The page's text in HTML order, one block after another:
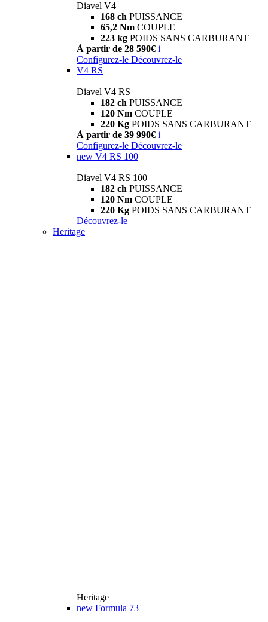
Diavel V4
168 ch PUISSANCE
65,2 Nm COUPLE
223 kg POIDS SANS CARBURANT
À partir de 28 590€ i
Configurez-le Découvrez-le
V4 RS
Diavel V4 RS
182 ch PUISSANCE
120 Nm COUPLE
220 Kg POIDS SANS CARBURANT
À partir de 39 990€ i
Configurez-le Découvrez-le
new V4 RS 100
Diavel V4 RS 100
182 ch PUISSANCE
120 Nm COUPLE
220 Kg POIDS SANS CARBURANT
Découvrez-le
Heritage
Heritage
new Formula 73